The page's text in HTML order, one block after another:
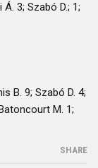
3; Szabó D.; 1;
B. 9; Szabó D. 4;
M. 1;
SHARE